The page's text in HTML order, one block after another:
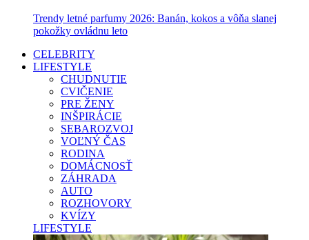
Trendy letné parfumy 2026: Banán, kokos a vôňa slanej
pokožky ovládnu leto
CELEBRITY
LIFESTYLE
CHUDNUTIE
CVIČENIE
PRE ŽENY
INŠPIRÁCIE
SEBAROZVOJ
VOĽNÝ ČAS
RODINA
DOMÁCNOSŤ
ZÁHRADA
AUTO
ROZHOVORY
KVÍZY
LIFESTYLE